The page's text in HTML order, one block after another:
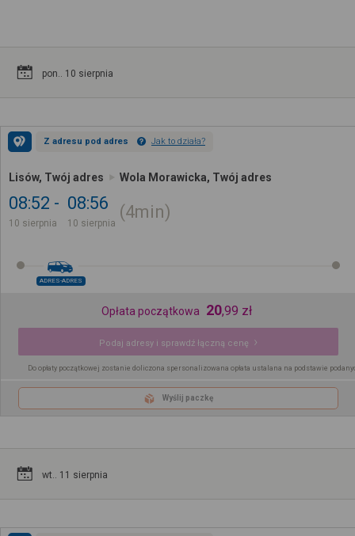
pon.. 10 sierpnia
Z adresu pod adres Jak to działa?
Lisów, Twój adres Wola Morawicka, Twój adres
08:52
10 sierpnia
08:56
10 sierpnia
4min
ADRES-ADRES
Opłata początkowa 20,99 zł
Podaj adresy i sprawdź łączną cenę
Do opłaty początkowej zostanie doliczona spersonalizowana opłata ustalana na podstawie
Wyślij paczkę
wt.. 11 sierpnia